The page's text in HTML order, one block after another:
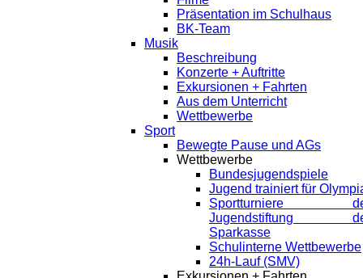
Präsentation im Schulhaus
BK-Team
Musik
Beschreibung
Konzerte + Auftritte
Exkursionen + Fahrten
Aus dem Unterricht
Wettbewerbe
Sport
Bewegte Pause und AGs
Wettbewerbe
Bundesjugendspiele
Jugend trainiert für
Sportturniere
Jugendstiftung
Sparkasse
Schulinterne Wettbewerbe
24h-Lauf (SMV)